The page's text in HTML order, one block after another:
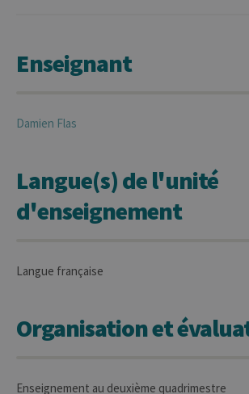
Enseignant
Damien Flas
Langue(s) de l'unité
d'enseignement
Langue française
Organisation et
Enseignement au deuxième quadrimestre